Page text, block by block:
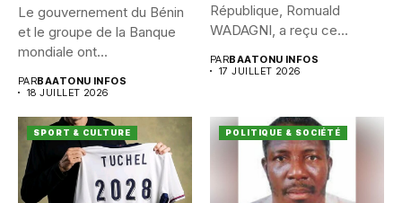
Le gouvernement du Bénin
et le groupe de la Banque
mondiale ont...
PARBAATONU INFOS
18 JUILLET 2026
République, Romuald
WADAGNI, a reçu ce
PARBAATONU INFOS
17 JUILLET 2026
SPORT & CULTURE POLITIQUE & SOCIÉTÉ